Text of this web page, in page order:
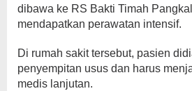
dibawa ke RS Bakti Timah
mendapatkan perawatan intensif.
Di rumah sakit tersebut, pasien
penyempitan usus dan harus
medis lanjutan.